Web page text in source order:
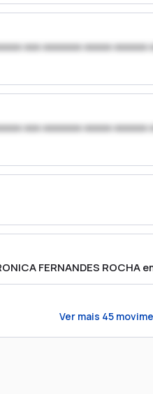
xxx xxxxxxx xxxxx xxxxxx
xxx xxxxxxx xxxxx xxxxxx
FERNANDES ROCHA
Ver mais 45